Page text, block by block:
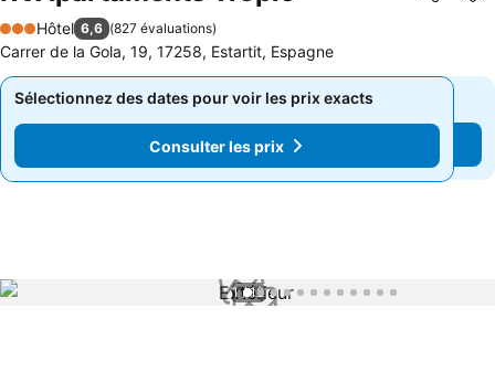
3 Étoiles
Hôtel 6,6 (827 évaluations)
Carrer de la Gola, 19, 17258, Estartit, Espagne
Sélectionnez des dates pour voir les prix exacts
Consulter les prix
Sélectionnez des dates pour voir les prix exacts
Consulter les prix
1 / 12